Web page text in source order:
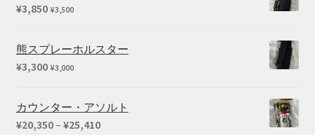
¥3,850 ¥3,500
熊スプレーホルスター
¥3,300 ¥3,000
カウンター・アソルト
¥20,350– ¥25,410価